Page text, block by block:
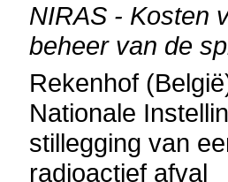
NIRAS - Kosten
beheer van de
Rekenhof
Nationale
stillegging van
radioactief afval